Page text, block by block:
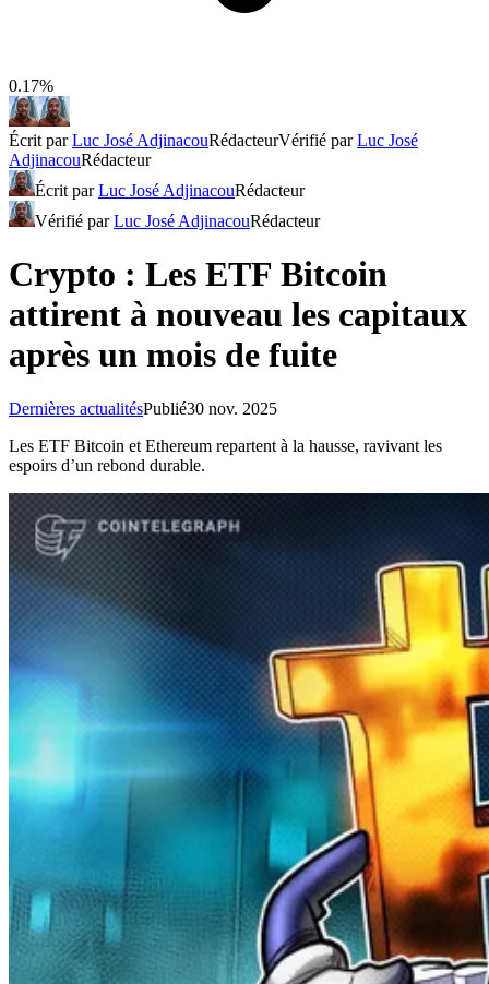
0.17%
Écrit parLuc José AdjinacouRédacteurVérifié parLuc José
AdjinacouRédacteur
Écrit parLuc José AdjinacouRédacteur
Vérifié parLuc José AdjinacouRédacteur
Crypto : Les ETF Bitcoin
attirent à nouveau les capitaux
après un mois de fuite
Dernières actualitésPublié30 nov. 2025
Les ETF Bitcoin et Ethereum repartent à la hausse, ravivant les
espoirs d’un rebond durable.